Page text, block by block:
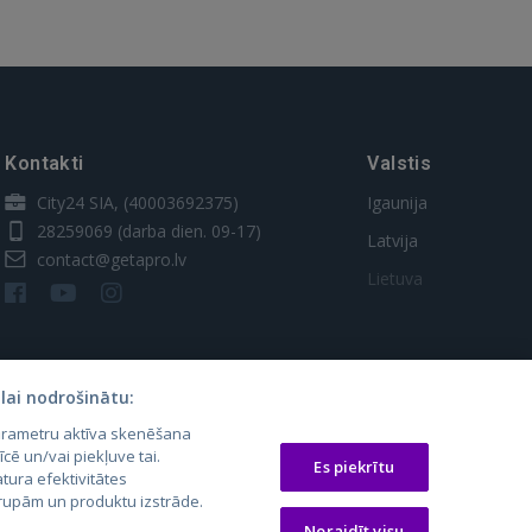
Kontakti
City24 SIA, (40003692375)
28259069 (darba dien. 09-17)
contact@getapro.lv
Valstis
Igaunija
Latvija
Lietuva
nodrošinātu:
aktīva skenēšana
un/vai piekļuve tai.
efektivitātes
un produktu izstrāde.
Es piekrītu